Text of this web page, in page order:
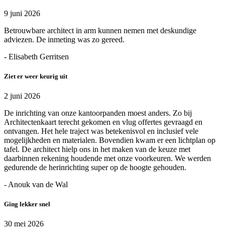
9 juni 2026
Betrouwbare architect in arm kunnen nemen met deskundige
adviezen. De inmeting was zo gereed.
- Elisabeth Gerritsen
Ziet er weer keurig uit
2 juni 2026
De inrichting van onze kantoorpanden moest anders. Zo bij
Architectenkaart terecht gekomen en vlug offertes gevraagd en
ontvangen. Het hele traject was betekenisvol en inclusief vele
mogelijkheden en materialen. Bovendien kwam er een lichtplan op
tafel. De architect hielp ons in het maken van de keuze met
daarbinnen rekening houdende met onze voorkeuren. We werden
gedurende de herinrichting super op de hoogte gehouden.
- Anouk van de Wal
Ging lekker snel
30 mei 2026